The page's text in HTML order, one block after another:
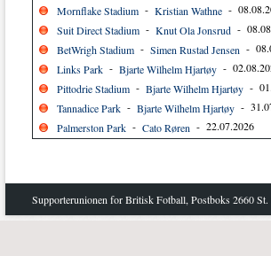
Mornflake Stadium - Kristian Wathne -
Suit Direct Stadium - Knut Ola Jonsrud -
BetWrigh Stadium - Simen Rustad Jensen -
Links Park - Bjarte Wilhelm Hjartøy -
Pittodrie Stadium - Bjarte Wilhelm Hjartøy -
Tannadice Park - Bjarte Wilhelm Hjartøy -
Palmerston Park - Cato Røren - 22.07.2026
Supporterunionen for Britisk Fotball, Postboks 2660